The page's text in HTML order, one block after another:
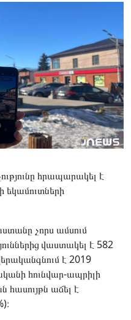
հրապարակել է
եկամուտների
չորս ամսում
վաստակել է 582
է 2019
հունվար-ապրիլի
աճել է